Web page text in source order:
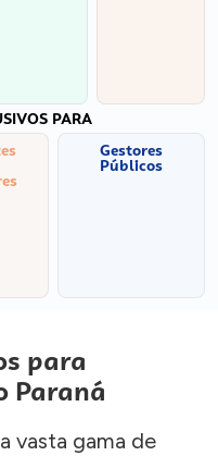
PARA
Gestores
Públicos
para
Paraná
vasta gama de